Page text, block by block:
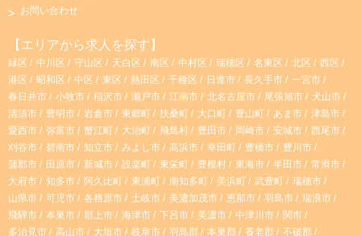
a
g
r
a
m
o
k
お問い合わせ
【エリアから求人を探す】
緑区 中川区 守山区 天白区 南区 中村区 瑞穂区 名東区 北区
西区
港区
昭和区 中区 東区 熱田区 千種区 日進市 長久手市
一宮市
春日井市
小牧市 稲沢市 瀬戸市 江南市 北名古屋市 尾張旭市
犬山市
清須市
豊明市 岩倉市 東郷町 扶桑町 大口町 豊山町 あま市
津島市
愛西市
弥富市 蟹江町 大治町 飛島村 豊田市 岡崎市 安城市
西尾市
刈谷市
碧南市 知立市 みよし市 高浜市 幸田町 豊橋市
豊川市
蒲郡市
田原市 新城市 設楽町 東栄町 豊根村 東海市 半田市
常滑市
大府市
知多市 阿久比町 東浦町 南知多町 美浜町 武豊町
瑞穂市
山県市
可児市 各務原市 土岐市 美濃加茂市 恵那市 羽島市
瑞浪市
飛騨市
本巣市 郡上市 海津市 下呂市 美濃市 中津川市
関市
多治見市
高山市 大垣市 岐阜市 羽島郡 本巣郡 養老郡
不破郡